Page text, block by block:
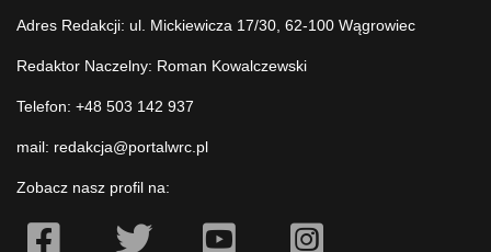
Adres Redakcji: ul. Mickiewicza 17/30, 62-100 Wągrowiec
Redaktor Naczelny: Roman Kowalczewski
Telefon: +48 503 142 937
mail: redakcja@portalwrc.pl
Zobacz nasz profil na: